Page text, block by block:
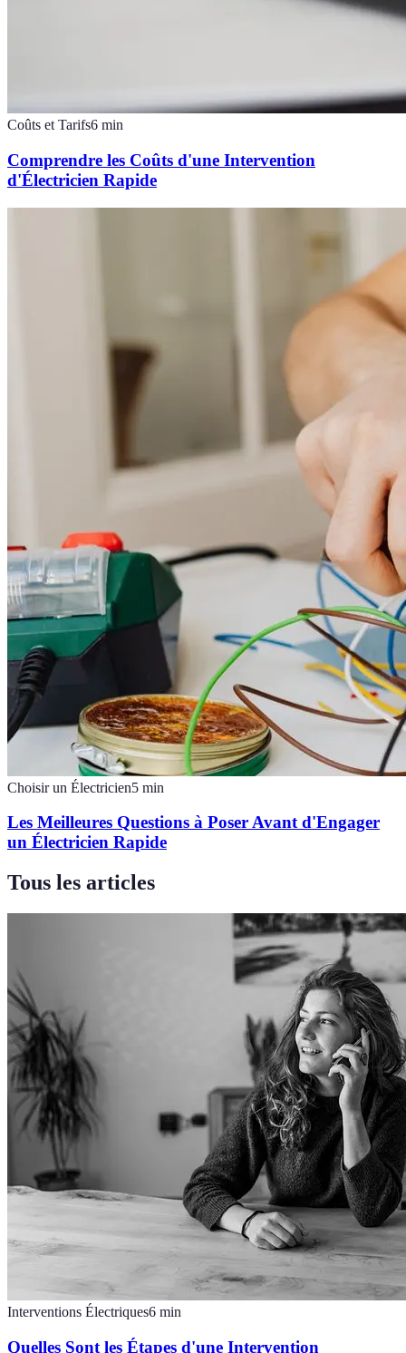
Coûts et Tarifs6 min
Comprendre les Coûts d'une Intervention
d'Électricien Rapide
Choisir un Électricien5 min
Les Meilleures Questions à Poser Avant d'Engager
un Électricien Rapide
Tous les articles
Interventions Électriques6 min
Quelles Sont les Étapes d'une Intervention